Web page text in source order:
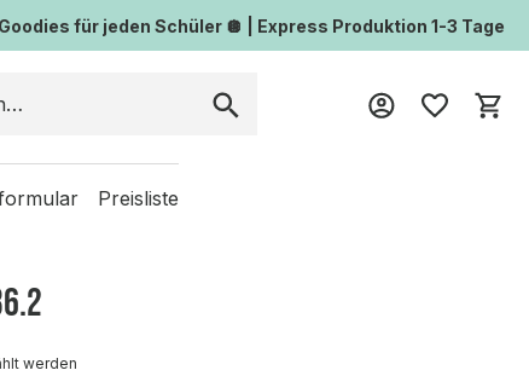
für jeden Schüler 🪩 | Express Produktion 1-3 Tage
Preisliste
werden